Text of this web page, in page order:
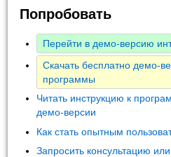
Попробовать
Перейти в демо-версию
Скачать бесплатно демо-
программы
Читать инструкцию к
демо-версии
Как стать опытным
Запросить консультацию